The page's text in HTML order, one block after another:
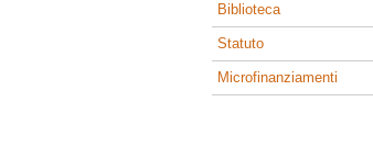
Biblioteca
Statuto
Microfinanziamenti